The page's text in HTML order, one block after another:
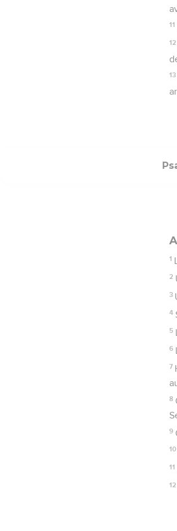
11
12
13
1
2
3
4
5
6
7
8
9
10
11
12